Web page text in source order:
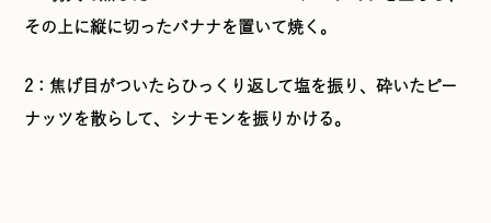
その上に縦に切ったバナナを置いて焼く。
2：焦げ目がついたらひっくり返して塩を振り、砕いたピー
ナッツを散らして、シナモンを振りかける。